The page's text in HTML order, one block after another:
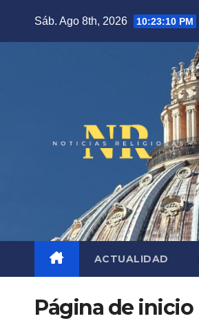
Sáb. Ago 8th, 2026 10:23:11 PM
ACTUALIDAD
Página de inicio